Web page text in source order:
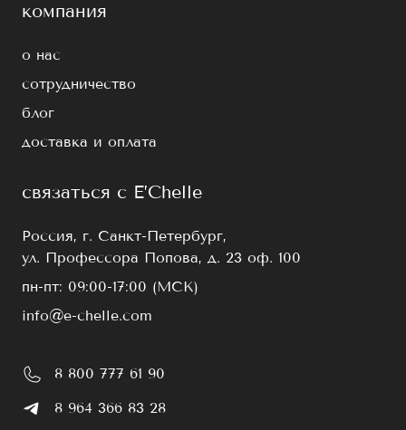
компания
о нас
сотрудничество
блог
доставка и оплата
связаться с E’Chelle
Россия, г. Санкт-Петербург,
ул. Профессора Попова, д. 23 оф. 100
пн-пт: 09:00-17:00 (МСК)
info@e-chelle.com
8 800 777 61 90
8 964 366 83 28